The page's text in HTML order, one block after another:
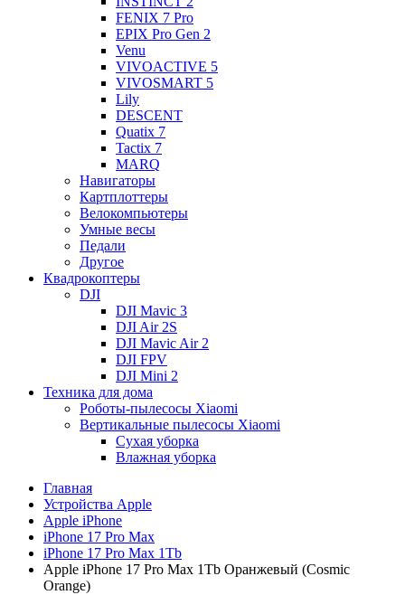
FENIX 7 Pro
EPIX Pro Gen 2
Venu
VIVOACTIVE 5
VIVOSMART 5
Lily
DESCENT
Quatix 7
Tactix 7
MARQ
Навигаторы
Картплоттеры
Велокомпьютеры
Умные весы
Педали
Другое
Квадрокоптеры
DJI
DJI Mavic 3
DJI Air 2S
DJI Mavic Air 2
DJI FPV
DJI Mini 2
Техника для дома
Роботы-пылесосы Xiaomi
Вертикальные пылесосы Xiaomi
Сухая уборка
Влажная уборка
Главная
Устройства Apple
Apple iPhone
iPhone 17 Pro Max
iPhone 17 Pro Max 1Tb
Apple iPhone 17 Pro Max 1Tb Оранжевый (Cosmic
Orange)